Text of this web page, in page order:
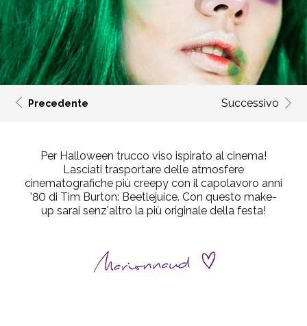
Precedente Successivo
Per Halloween trucco viso ispirato al cinema!
Lasciati trasportare delle atmosfere
cinematografiche più creepy con il capolavoro anni
'80 di Tim Burton: Beetlejuice. Con questo make-
up sarai senz'altro la più originale della festa!